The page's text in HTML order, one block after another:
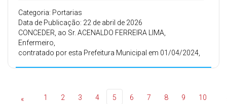
Categoria: Portarias
Data de Publicação: 22 de abril de 2026
CONCEDER, ao Sr. ACENALDO FERREIRA LIMA,
Enfermeiro,
contratado por esta Prefeitura Municipal em 01/04/2024,
« 1 2 3 4 5 6 7 8 9 10